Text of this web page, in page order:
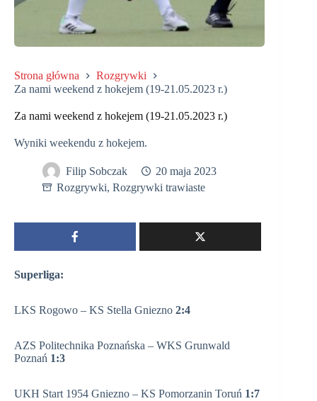
Strona główna
Rozgrywki
Za nami weekend z hokejem (19-21.05.2023 r.)
Za nami weekend z hokejem (19-21.05.2023 r.)
Wyniki weekendu z hokejem.
Filip Sobczak
20 maja 2023
Rozgrywki, Rozgrywki trawiaste
Superliga:
LKS Rogowo – KS Stella Gniezno 2:4
AZS Politechnika Poznańska – WKS Grunwald
Poznań 1:3
UKH Start 1954 Gniezno – KS Pomorzanin Toruń 1:7